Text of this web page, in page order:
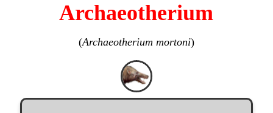
Archaeotherium
(Archaeotherium mortoni)